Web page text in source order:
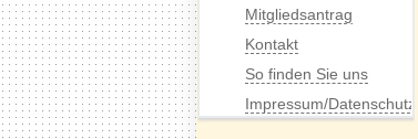
Mitgliedsantrag
Kontakt
So finden Sie uns
Impressum/Datenschutz